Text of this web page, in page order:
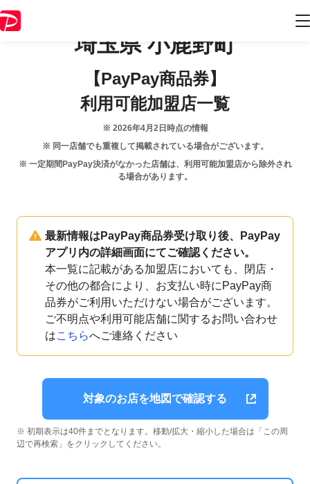
埼玉県 小鹿野町
【PayPay商品券】
利用可能加盟店一覧
※ 2026年4月2日 時点の情報
※ 同一店舗でも重複して掲載されている場合がございます。
※ 一定期間PayPay決済がなかった店舗は、利用可能加盟店から除外され
る場合があります。
最新情報はPayPay商品券受け取り後、PayPay
アプリ内の詳細画面にてご確認ください。
本一覧に記載がある加盟店においても、閉店・
その他の都合により、お支払い時にPayPay商
品券がご利用いただけない場合がございます。
ご不明点や利用可能店舗に関するお問い合わせ
はこちらへご連絡ください
対象のお店を地図で確認する
※ 初期表示は40件までとなります。移動/拡大・縮小した場合は「この周
辺で再検索」をクリックしてください。